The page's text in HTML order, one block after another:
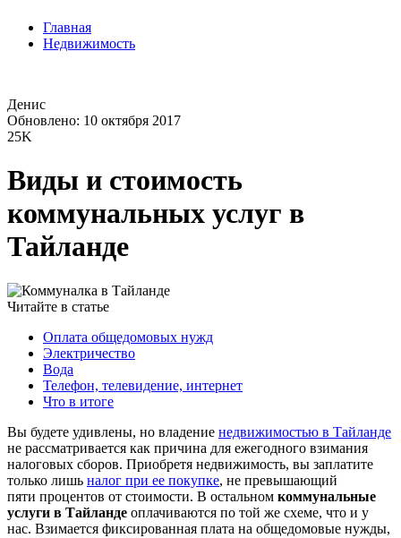
Главная
Недвижимость
Денис
Обновлено: 10 октября 2017
25K
Виды и стоимость
коммунальных услуг в
Тайланде
Читайте в статье
Оплата общедомовых нужд
Электричество
Вода
Телефон, телевидение, интернет
Что в итоге
Вы будете удивлены, но владение недвижимостью в Тайланде
не рассматривается как причина для ежегодного взимания
налоговых сборов. Приобретя недвижимость, вы заплатите
только лишь налог при ее покупке, не превышающий
пяти процентов от стоимости. В остальном коммунальные
услуги в Тайланде оплачиваются по той же схеме, что и у
нас. Взимается фиксированная плата на общедомовые нужды,